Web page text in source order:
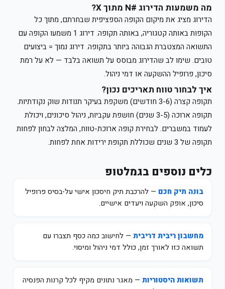
מה משמעות הדירוג #N מתוך X?
הדירוג מציג את מיקום הקופה הספציפית שבחרתם, מתוך כל
הקופות באותה קטגוריה, באותה תקופה. דירוג 1 משמעו הקופה עם
התשואה המצטברת הגבוהה ביותר בתקופה. דירוג נמוך = ביצועים
טובים. שימו לב שהדירוג מבוסס על תשואה בלבד — לא על רמת
סיכון, פרופיל ההשקעה או דמי ניהול.
איך לבחור טווח תאריכים נכון?
תקופה קצרה (3-6 חודשים) משקפת בעיקר תנודות שוק נקודתיות.
תקופה ארוכה (3-5 שנים) חושפת עקביות, ניהול סיכונים, ויכולת
לעמוד במשברים. לבחירת קופה ארוכת-טווח, המלצה לבחון לפחות
תקופה של 3 שנים שכוללת תקופת ירידות אחת לפחות.
כלים נוספים בגמלטופ
בונה תיק חכם — להרכבת תיק חיסכון אישי על-בסיס פרופיל
סיכון, אופק השקעה ויעדים אישיים.
מחשבון ריבית דריבית — לחישוב כמה כסף תצברו עם
תשואה כזו לאורך זמן, כולל דמי ניהול ומיסוי.
תשואות היסטוריות — מאגר נתונים מקיף לכל קרנות הפנסיה